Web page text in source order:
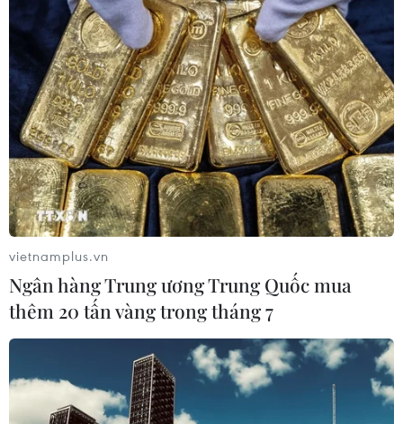
vietnamplus.vn
Ngân hàng Trung ương Trung Quốc mua
thêm 20 tấn vàng trong tháng 7